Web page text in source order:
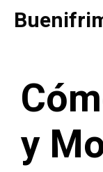
Saltar
y